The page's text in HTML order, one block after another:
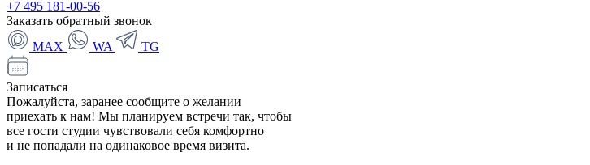
+7 495 181-00-56
Заказать обратный звонок
MAX
WA TG
Записаться
Пожалуйста, заранее сообщите о желании
приехать к нам! Мы планируем встречи так, чтобы
все гости студии чувствовали себя комфортно
и не попадали на одинаковое время визита.